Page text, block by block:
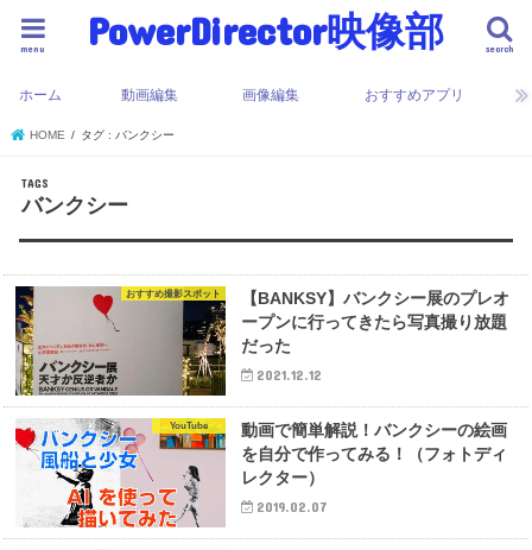
PowerDirector映像部 search
menu
ホーム 動画編集 画像編集 おすすめアプリ
HOME タグ : バンクシー
バンクシー
おすすめ撮影スポット
【BANKSY】バンクシー展のプレオ
ープンに行ってきたら写真撮り放題
だった
2021.12.12
YouTube
動画で簡単解説！バンクシーの絵画
を自分で作ってみる！（フォトディ
レクター）
2019.02.07